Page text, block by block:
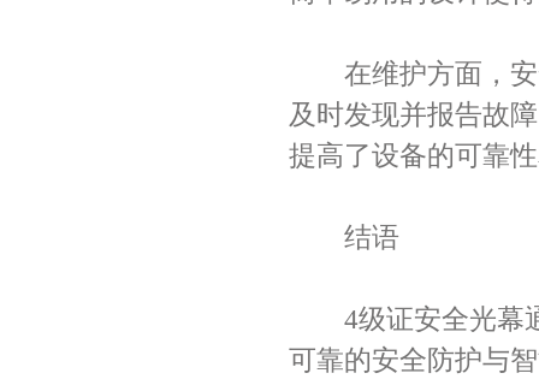
在维护方面，安
及时发现并报告故
提高了设备的可靠
结语
4级证安全光幕通
可靠的安全防护与